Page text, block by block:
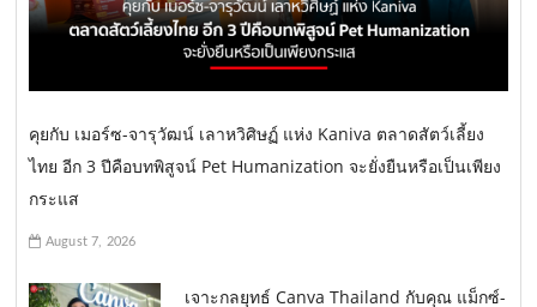
คุยกับ เมอร์ซ-จารุวัฒน์ เลาหวิศิษฏ์ แห่ง Kaniva ตลาดสัตว์เลี้ยง
ไทย อีก 3 ปีคือบทพิสูจน์ Pet Humanization จะยั่งยืนหรือเป็นเพียง
กระแส
August 7, 2026
เจาะกลยุทธ์ Canva Thailand กับคุณ แม็กซ์-